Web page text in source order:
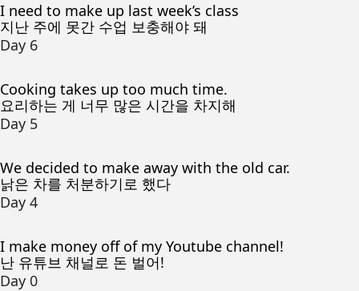
I need to make up last week’s class
지난 주에 못간 수업 보충해야 돼
Day 6
Cooking takes up too much time.
요리하는 게 너무 많은 시간을 차지해
Day 5
We decided to make away with the old car.
낡은 차를 처분하기로 했다
Day 4
I make money off of my Youtube channel!
난 유튜브 채널로 돈 벌어!
Day 0